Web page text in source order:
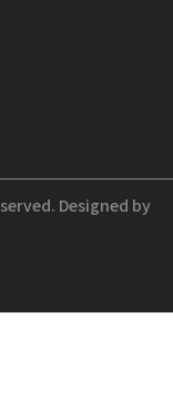
Designed by